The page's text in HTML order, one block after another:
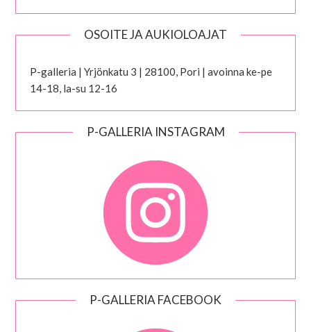
OSOITE JA AUKIOLOAJAT
P-galleria | Yrjönkatu 3 | 28100, Pori | avoinna ke-pe
14-18, la-su 12-16
P-GALLERIA INSTAGRAM
P-GALLERIA FACEBOOK